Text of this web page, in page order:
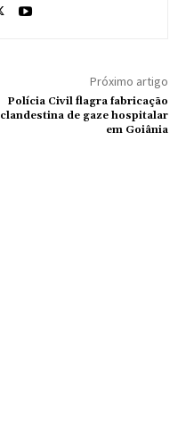
Próximo artigo
Polícia Civil flagra fabricação
clandestina de gaze hospitalar
em Goiânia